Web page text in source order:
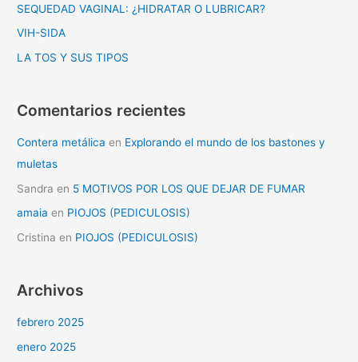
:
SEQUEDAD VAGINAL: ¿HIDRATAR O LUBRICAR?
VIH-SIDA
LA TOS Y SUS TIPOS
Comentarios recientes
Contera metálica en Explorando el mundo de los bastones y
muletas
Sandra en 5 MOTIVOS POR LOS QUE DEJAR DE FUMAR
amaia en PIOJOS (PEDICULOSIS)
Cristina en PIOJOS (PEDICULOSIS)
Archivos
febrero 2025
enero 2025